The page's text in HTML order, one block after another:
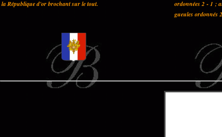
la République d'or brochant sur le tout.
ordonnées 2 - 1 ;
gueules ordonnés